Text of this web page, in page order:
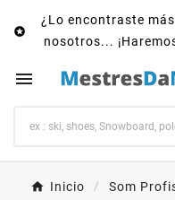

¿Lo encontraste
nosotros...

Inicio Som